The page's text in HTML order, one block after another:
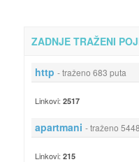
ZADNJE TRAŽENI
http - traženo 683 puta
Linkovi: 2517
apartmani - traženo
Linkovi: 215